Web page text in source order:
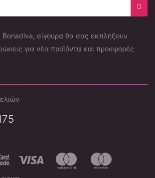
σίγουρα θα σας εκπλήξουν
για νέα προϊόντα και προσφορές